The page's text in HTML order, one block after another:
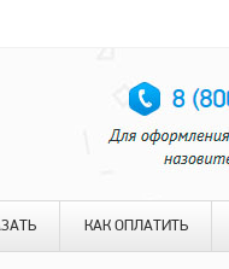
КАК ОПЛАТИТЬ